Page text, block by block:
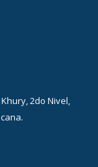
2do Nivel,